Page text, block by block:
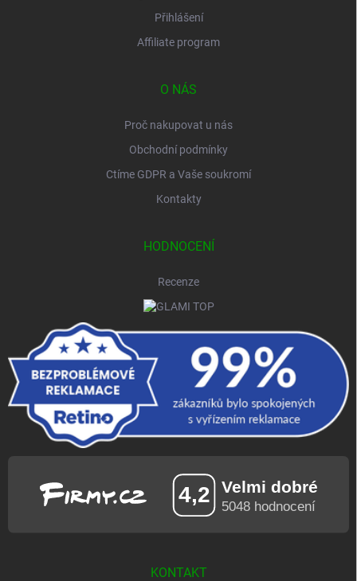
Přihlášení
Affiliate program
O NÁS
Proč nakupovat u nás
Obchodní podmínky
Ctíme GDPR a Vaše soukromí
Kontakty
HODNOCENÍ
Recenze
KONTAKT